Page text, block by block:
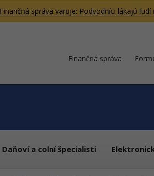
Finančná správa varuje: Podvodníci lákajú
Finančná správa
Daňoví a colní špecialisti